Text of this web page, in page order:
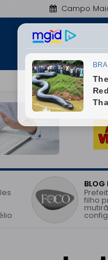
Nossa
Campo
BLOG
filho